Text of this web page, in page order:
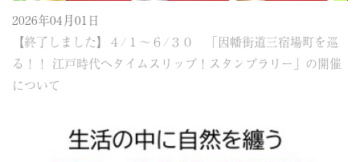
2026年04月01日
【終了しました】４/１～６/３０ 「因幡街道三宿場町を巡
る！！ 江戸時代へタイムスリップ！スタンプラリー」の開催
について